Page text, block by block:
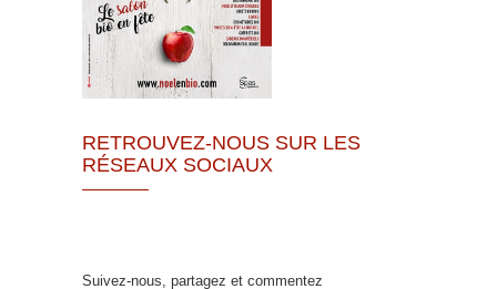
RETROUVEZ-NOUS SUR LES
RÉSEAUX SOCIAUX
Suivez-nous, partagez et commentez